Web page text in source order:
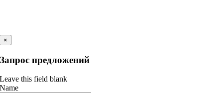
×
Запрос предложений
Leave this field blank
Name